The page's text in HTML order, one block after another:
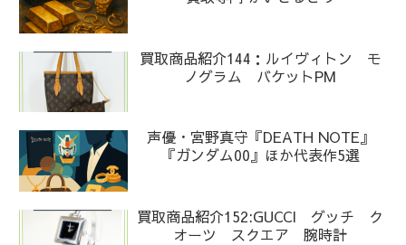
買取商品紹介144：ルイヴィトン モ
ノグラム バケットPM
声優・宮野真守『DEATH NOTE』
『ガンダム00』ほか代表作5選
買取商品紹介152:GUCCI グッチ ク
オーツ スクエア 腕時計